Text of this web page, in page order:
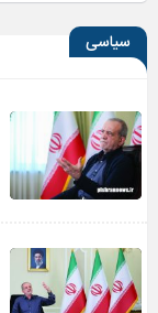
سیاسی